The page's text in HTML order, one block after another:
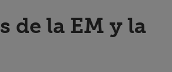
de la EM y la